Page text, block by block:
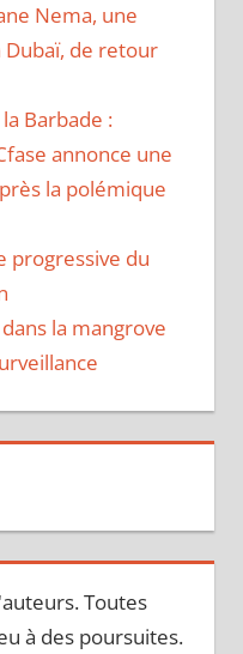
Nema, une
Dubaï, de retour
Barbade :
annonce une
la polémique
progressive du
la mangrove
Toutes
à des poursuites.